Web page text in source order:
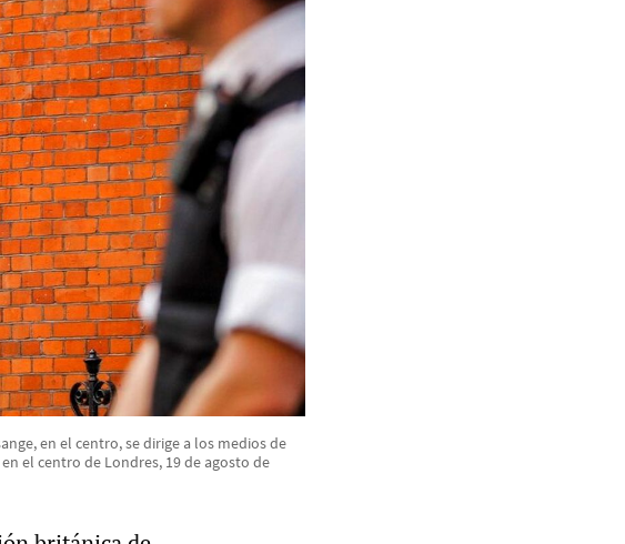
en el centro, se dirige a los medios de
el centro de Londres, 19 de agosto de